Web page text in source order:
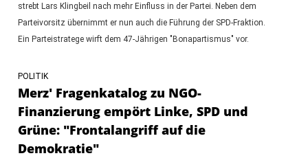
strebt Lars Klingbeil nach mehr Einfluss in der Partei. Neben dem
Parteivorsitz übernimmt er nun auch die Führung der SPD-Fraktion.
Ein Parteistratege wirft dem 47-Jährigen "Bonapartismus" vor.
POLITIK
Merz' Fragenkatalog zu NGO-
Finanzierung empört Linke, SPD und
Grüne: "Frontalangriff auf die
Demokratie"